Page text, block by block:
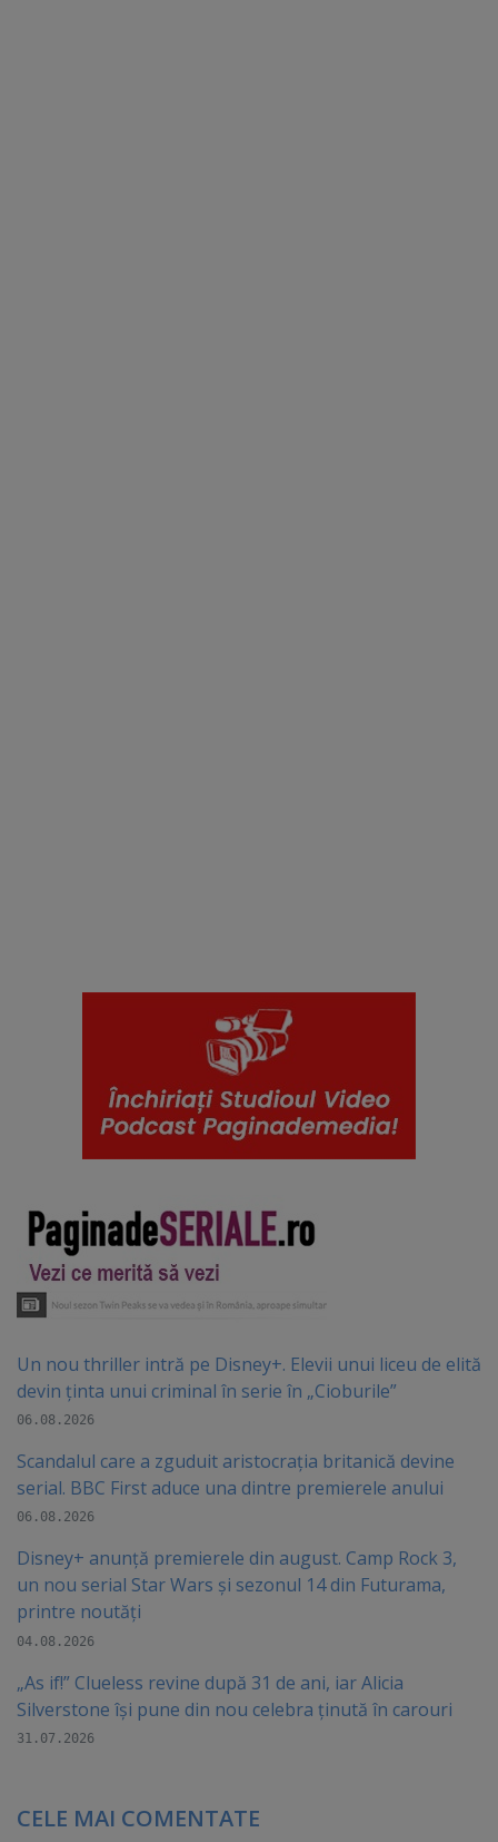
Un nou thriller intră pe Disney+. Elevii unui liceu de elită
devin ținta unui criminal în serie în „Cioburile”
06.08.2026
Scandalul care a zguduit aristocrația britanică devine
serial. BBC First aduce una dintre premierele anului
06.08.2026
Disney+ anunță premierele din august. Camp Rock 3,
un nou serial Star Wars și sezonul 14 din Futurama,
printre noutăți
04.08.2026
„As if!” Clueless revine după 31 de ani, iar Alicia
Silverstone își pune din nou celebra ținută în carouri
31.07.2026
CELE MAI COMENTATE